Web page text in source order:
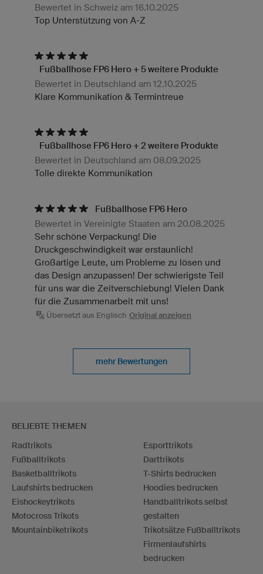
Bewertet in Schweiz am 16.10.2025
Top Unterstützung von A-Z
Fußballhose FP6 Hero + 5 weitere Produkte
Bewertet in Deutschland am 12.10.2025
Klare Kommunikation & Termintreue
Fußballhose FP6 Hero + 2 weitere Produkte
Bewertet in Deutschland am 08.09.2025
Tolle direkte Kommunikation
Fußballhose FP6 Hero
Bewertet in Vereinigte Staaten am 20.08.2025
Sehr schöne Verpackung! Die
Druckgeschwindigkeit war erstaunlich!
Großartige Leute, um Probleme zu lösen und
das Design anzupassen! Der schwierigste Teil
für uns war die Zeitverschiebung! Vielen Dank
für die Zusammenarbeit mit uns!
Übersetzt aus Englisch Original anzeigen
mehr Bewertungen
BELIEBTE THEMEN
Radtrikots
Fußballtrikots
Basketballtrikots
Laufshirts bedrucken
Eishockeytrikots
Motocross Trikots
Mountainbiketrikots
Esporttrikots
Darttrikots
T-Shirts bedrucken
Hoodies bedrucken
Handballtrikots selbst
gestalten
Trikotsätze Fußballtrikots
Firmenlaufshirts
bedrucken